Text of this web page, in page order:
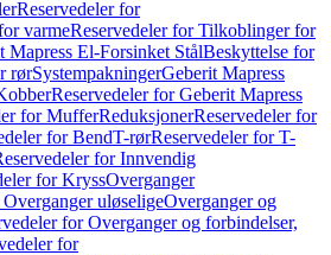
Reservedeler for
varmeReservedeler for Tilkoblinger for
Mapress El-Forsinket StålBeskyttelse for
rørSystempakningerGeberit Mapress
Reservedeler for Geberit Mapress
for MufferReduksjonerReservedeler for
for BendT-rørReservedeler for T-
for Innvendig
for KryssOverganger
uløseligeOverganger og
for Overganger og forbindelser,
for